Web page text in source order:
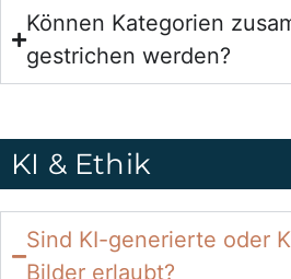
Können Kategorien
gestrichen werden?
KI & Ethik
Sind KI-generierte oder
Bilder erlaubt?